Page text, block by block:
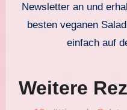
Newsletter an und
besten veganen
einfach auf
Weitere